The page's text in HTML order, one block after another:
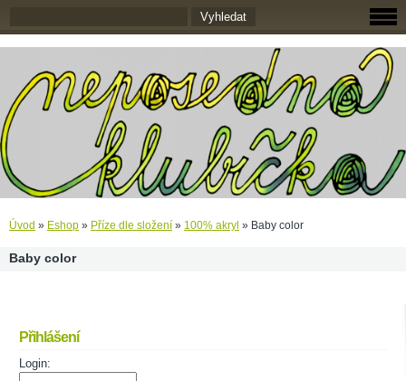
Úvod » Eshop » Příze dle složení » 100% akryl » Baby color
Baby color
Přihlášení
Login: